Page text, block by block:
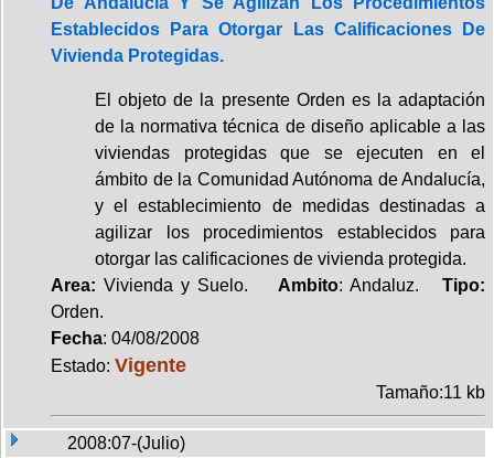
Establecidos Para Otorgar Las Calificaciones De
Vivienda Protegidas.
El objeto de la presente Orden es la adaptación
de la normativa técnica de diseño aplicable a las
viviendas protegidas que se ejecuten en el
ámbito de la Comunidad Autónoma de Andalucía,
y el establecimiento de medidas destinadas a
agilizar los procedimientos establecidos para
otorgar las calificaciones de vivienda protegida.
Area: Vivienda y Suelo. Ambito: Andaluz.Tipo:
Orden.
Fecha: 04/08/2008
Estado: Vigente
Tamaño:11 kb
2008:07-(Julio)